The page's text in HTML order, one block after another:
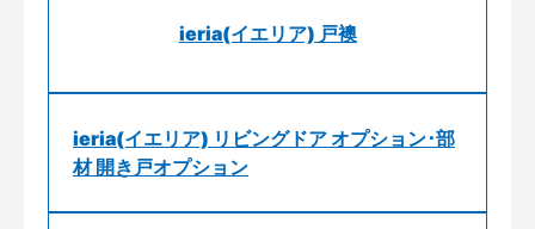
ieria(イエリア) 戸襖
ieria(イエリア) リビングドア オプション･部
材 開き戸オプション